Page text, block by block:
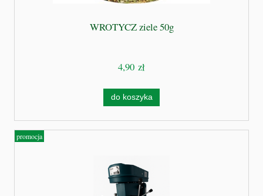
WROTYCZ ziele 50g
4,90 zł
do koszyka
promocja